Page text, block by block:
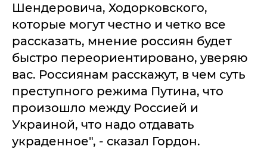
Шендеровича, Ходорковского,
которые могут честно и четко все
рассказать, мнение россиян будет
быстро переориентировано, уверяю
вас. Россиянам расскажут, в чем суть
преступного режима Путина, что
произошло между Россией и
Украиной, что надо отдавать
украденное", - сказал Гордон.